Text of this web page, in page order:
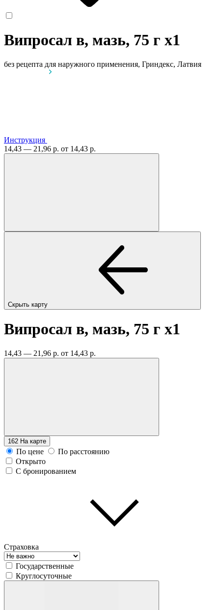
Випросал в, мазь, 75 г x1
без рецепта для наружного применения, Гриндекс, Латвия
Инструкция
14,43 — 21,96 р. от 14,43 р.
Скрыть карту
Випросал в, мазь, 75 г x1
14,43 — 21,96 р. от 14,43 р.
162 На карте
По цене
По расстоянию
Открыто
С бронированием
Страховка
Государственные
Круглосуточные